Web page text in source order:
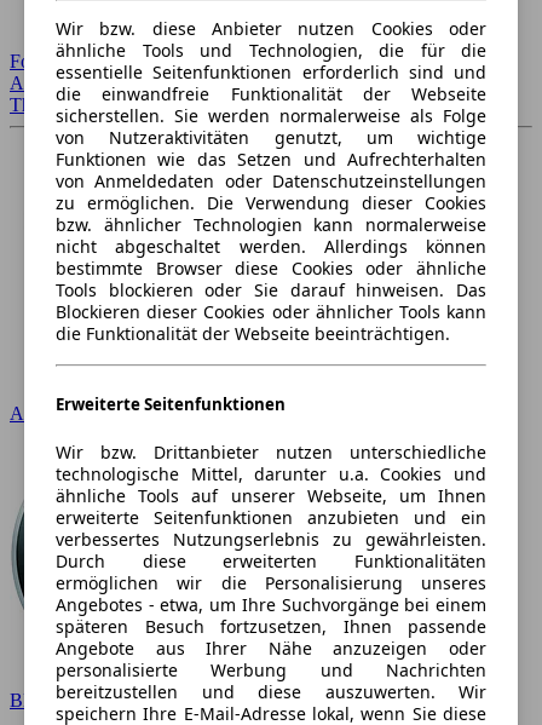
Forum Startseite
Alle Auto-Foren
Themen-Forum
Audi
BMW
Wir bzw. diese Anbieter nutzen Cookies oder
ähnliche Tools und Technologien, die für die
essentielle Seitenfunktionen erforderlich sind und
die einwandfreie Funktionalität der Webseite
sicherstellen. Sie werden normalerweise als Folge
von Nutzeraktivitäten genutzt, um wichtige
Funktionen wie das Setzen und Aufrechterhalten
von Anmeldedaten oder Datenschutzeinstellungen
zu ermöglichen. Die Verwendung dieser Cookies
bzw. ähnlicher Technologien kann normalerweise
nicht abgeschaltet werden. Allerdings können
bestimmte Browser diese Cookies oder ähnliche
Tools blockieren oder Sie darauf hinweisen. Das
Blockieren dieser Cookies oder ähnlicher Tools kann
die Funktionalität der Webseite beeinträchtigen.
Erweiterte Seitenfunktionen
Wir bzw. Drittanbieter nutzen unterschiedliche
technologische Mittel, darunter u.a. Cookies und
ähnliche Tools auf unserer Webseite, um Ihnen
erweiterte Seitenfunktionen anzubieten und ein
verbessertes Nutzungserlebnis zu gewährleisten.
Durch diese erweiterten Funktionalitäten
ermöglichen wir die Personalisierung unseres
Angebotes - etwa, um Ihre Suchvorgänge bei einem
späteren Besuch fortzusetzen, Ihnen passende
Angebote aus Ihrer Nähe anzuzeigen oder
personalisierte Werbung und Nachrichten
bereitzustellen und diese auszuwerten. Wir
speichern Ihre E-Mail-Adresse lokal, wenn Sie diese